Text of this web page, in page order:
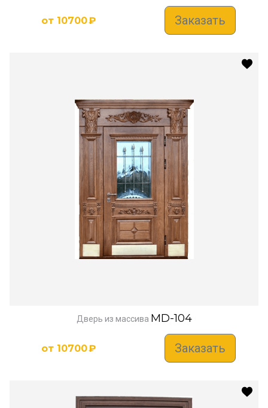
от 10700₽ Заказать
Дверь из массива MD-104
от 10700₽ Заказать